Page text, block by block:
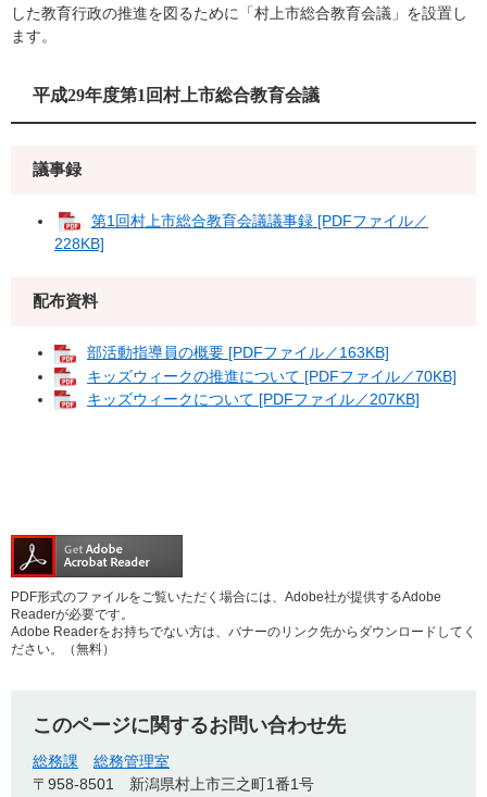
した教育行政の推進を図るために「村上市総合教育会議」を設置し
ます。
平成29年度第1回村上市総合教育会議
議事録
第1回村上市総合教育会議議事録 [PDFファイル／
228KB]
配布資料
部活動指導員の概要 [PDFファイル／163KB]
キッズウィークの推進について [PDFファイル／70KB]
キッズウィークについて [PDFファイル／207KB]
PDF形式のファイルをご覧いただく場合には、Adobe社が提供するAdobe
Readerが必要です。
Adobe Readerをお持ちでない方は、バナーのリンク先からダウンロードしてく
ださい。（無料）
このページに関するお問い合わせ先
総務課
総務管理室
〒958-8501
新潟県村上市三之町1番1号